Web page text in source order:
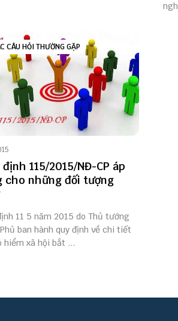
CÂU HỎI THƯỜNG GẶP
115/2015/NĐ-CP áp
cho những đối tượng
11 5 năm 2015 do Thủ tướng
ban hành quy định về chi tiết
hiểm xã hội bắt ...